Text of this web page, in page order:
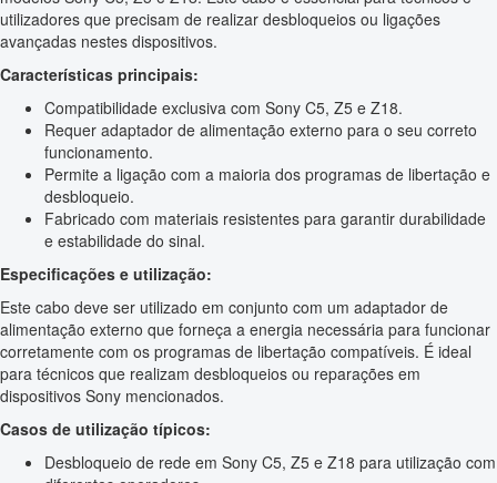
utilizadores que precisam de realizar desbloqueios ou ligações
avançadas nestes dispositivos.
Características principais:
Compatibilidade exclusiva com Sony C5, Z5 e Z18.
Requer adaptador de alimentação externo para o seu correto
funcionamento.
Permite a ligação com a maioria dos programas de libertação e
desbloqueio.
Fabricado com materiais resistentes para garantir durabilidade
e estabilidade do sinal.
Especificações e utilização:
Este cabo deve ser utilizado em conjunto com um adaptador de
alimentação externo que forneça a energia necessária para funcionar
corretamente com os programas de libertação compatíveis. É ideal
para técnicos que realizam desbloqueios ou reparações em
dispositivos Sony mencionados.
Casos de utilização típicos:
Desbloqueio de rede em Sony C5, Z5 e Z18 para utilização com